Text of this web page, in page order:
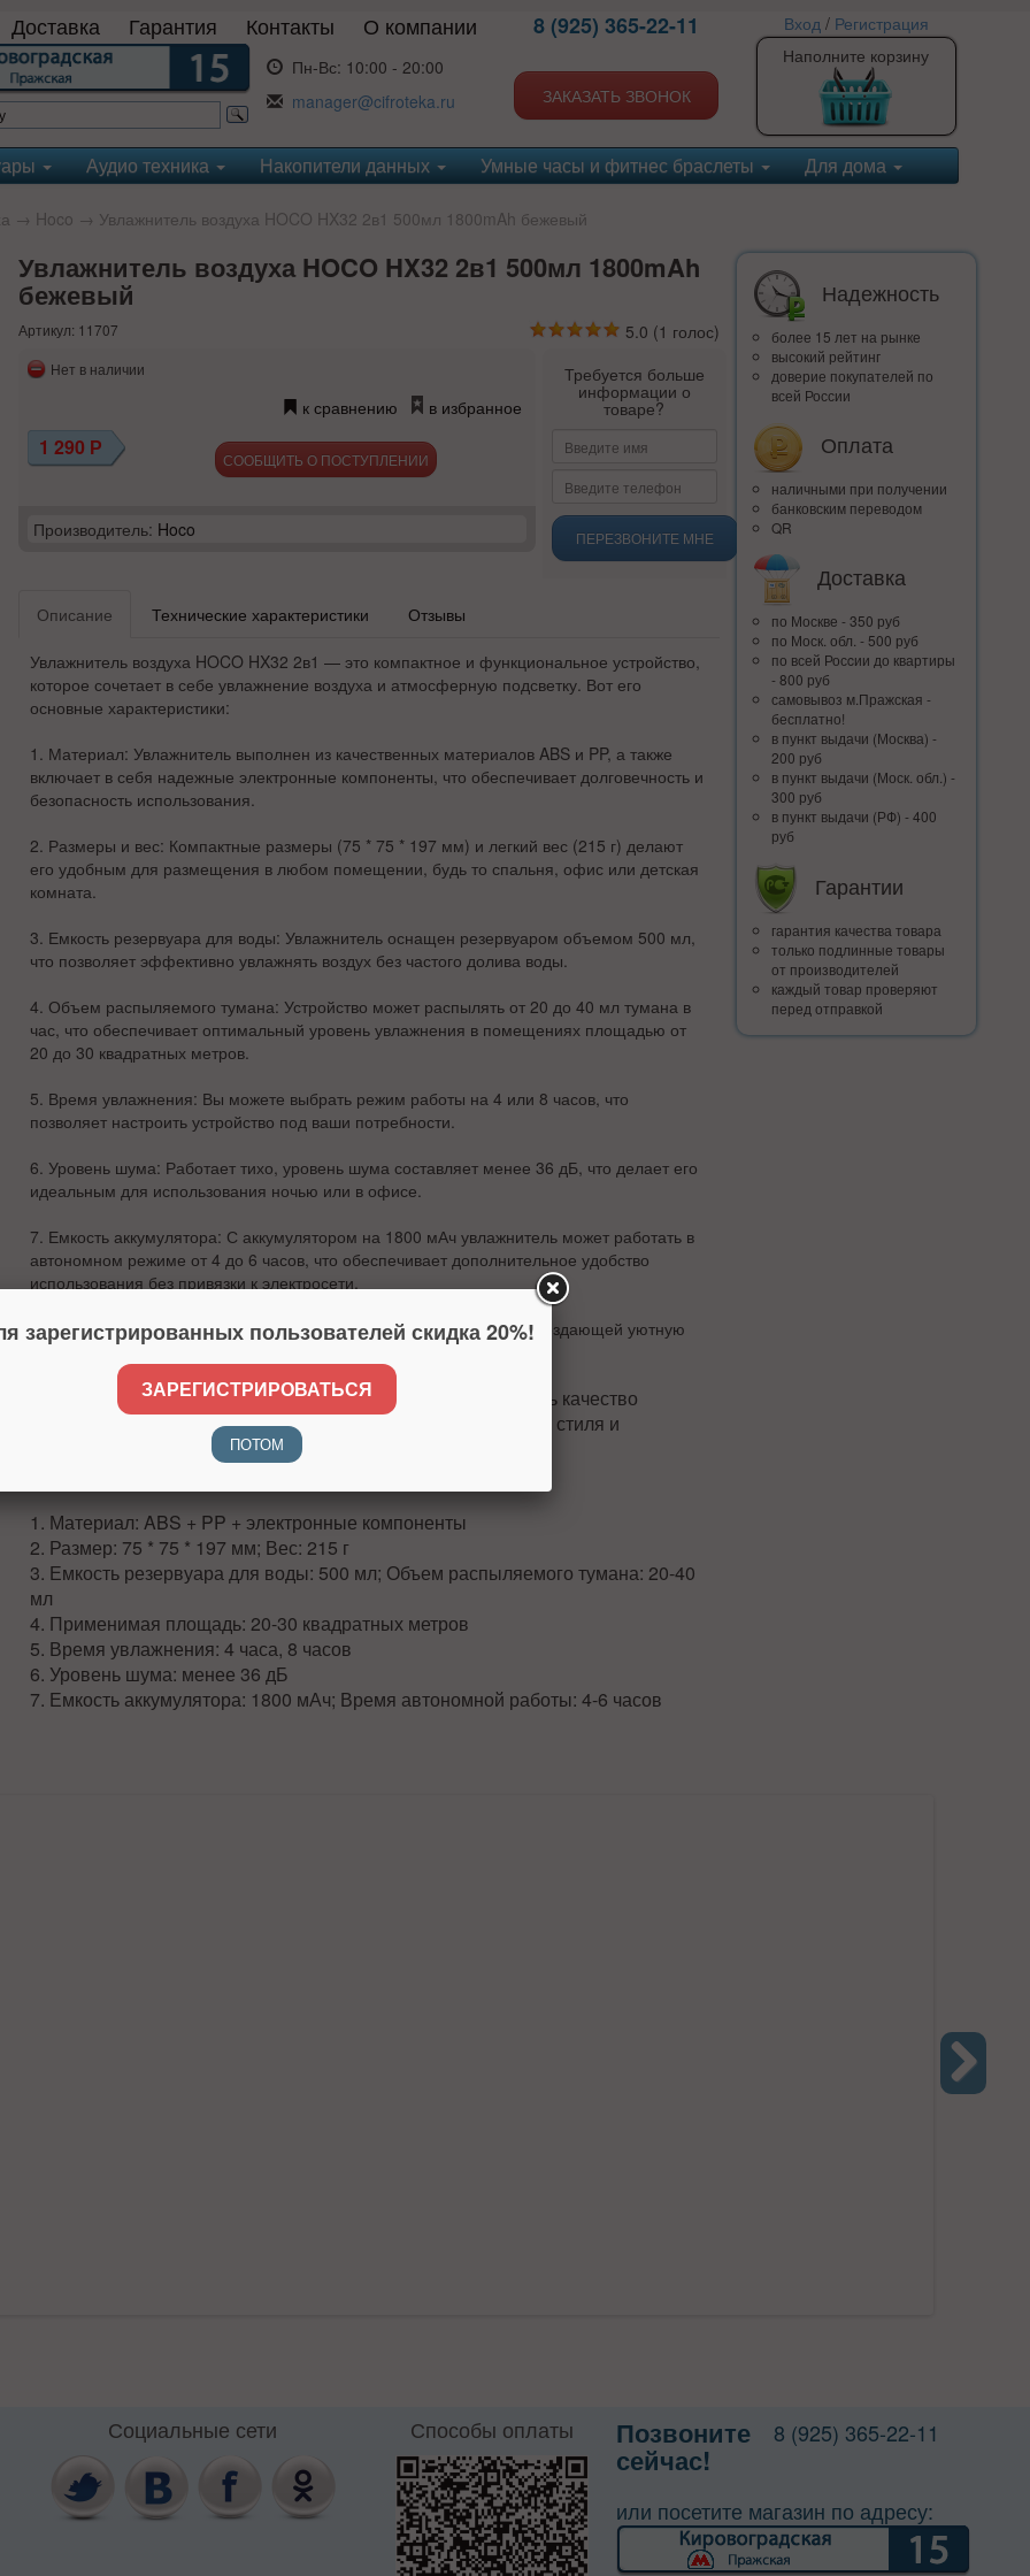
Доставка Гарантия Контакты О компании
Пн-Вс: 10:00 - 20:00
manager@cifroteka.ru
8 (925) 365-22-11
ЗАКАЗАТЬ ЗВОНОК
Вход/ Регистрация
Наполните корзину
Аудио техника Накопители данных Умные часы и фитнес браслеты Для дома
→ Hoco → Увлажнитель воздуха HOCO HX32 2в1 500мл 1800mAh бежевый
Увлажнитель воздуха HOCO HX32 2в1 500мл 1800mAh
бежевый
Артикул: 11707 5.0 (1 голос)
Нет в наличии
к сравнению в избранное
1 290 Р СООБЩИТЬ О ПОСТУПЛЕНИИ
Производитель: Hoco
Требуется больше
информации о
товаре?
ПЕРЕЗВОНИТЕ МНЕ
Описание Технические характеристики Отзывы
Увлажнитель воздуха HOCO HX32 2в1 — это компактное и функциональное устройство,
которое сочетает в себе увлажнение воздуха и атмосферную подсветку. Вот его
основные характеристики:
1. Материал: Увлажнитель выполнен из качественных материалов ABS и PP, а также
включает в себя надежные электронные компоненты, что обеспечивает долговечность и
безопасность использования.
2. Размеры и вес: Компактные размеры (75 * 75 * 197 мм) и легкий вес (215 г) делают
его удобным для размещения в любом помещении, будь то спальня, офис или детская
комната.
3. Емкость резервуара для воды: Увлажнитель оснащен резервуаром объемом 500 мл,
что позволяет эффективно увлажнять воздух без частого долива воды.
4. Объем распыляемого тумана: Устройство может распылять от 20 до 40 мл тумана в
час, что обеспечивает оптимальный уровень увлажнения в помещениях площадью от
20 до 30 квадратных метров.
5. Время увлажнения: Вы можете выбрать режим работы на 4 или 8 часов, что
позволяет настроить устройство под ваши потребности.
6. Уровень шума: Работает тихо, уровень шума составляет менее 36 дБ, что делает его
идеальным для использования ночью или в офисе.
7. Емкость аккумулятора: С аккумулятором на 1800 мАч увлажнитель может работать в
автономном режиме от 4 до 6 часов, что обеспечивает дополнительное удобство
использования без привязки к электросети.
8.Цветная подсветка: Увлажнитель оснащен цветной подсветкой, создающей уютную
атмосферу и позволяющей использовать его как ночник.
HOCO HX32 2в1 — это отличный выбор для тех, кто хоч
ет улучшить качество
воздуха в своем доме или офисе, добавив при этом элемент стиля и
1. Материал: ABS + PP + электронные компоненты
2. Размер: 75 * 75 * 197 мм; Вес: 215 г
3. Емкость резервуара для воды: 500 мл; Объем распыляемого тумана: 20-40
мл
4. Применимая площадь: 20-30 квадратных метров
5. Время увлажнения: 4 часа, 8 часов
6. Уровень шума: менее 36 дБ
7. Емкость аккумулятора: 1800 мАч; Время автономной работы: 4-6 часов
Надежность
более 15 лет на рынке
высокий рейтинг
доверие покупателей по
всей России
Оплата
наличными при получении
банковским переводом
QR
Доставка
по Москве - 350 руб
по Моск. обл. - 500 руб
по всей Росcии до квартиры
- 800 руб
самовывоз м.Пражская -
бесплатно!
в пункт выдачи (Москва) -
200 руб
в пункт выдачи (Моск. обл.) -
300 руб
в пункт выдачи (РФ) - 400
руб
Гарантии
гарантия качества товара
только подлинные товары
от производителей
каждый товар проверяют
перед отправкой
Социальные сети Способы оплаты Позвоните
сейчас!
8 (925) 365-22-11
или посетите магазин по адресу:
зарегистрированных пользователей скидка 20%!
ЗАРЕГИСТРИРОВАТЬСЯ
ПОТОМ